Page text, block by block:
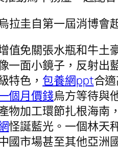
圭自第一屆消博會
免關張水瓶和牛土
一面小鏡子，反射
特色， 包養網ppt合
個月價錢烏方等待與
物加工環節扎根海南
怪誕藍光。一個林天
國市場甚至其他亞洲